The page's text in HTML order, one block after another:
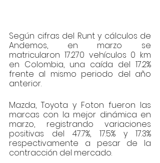
Según cifras del Runt y cálculos de
Andemos, en marzo se
matricularon 17.270 vehículos 0 km
en Colombia, una caída del 17.2%
frente al mismo periodo del año
anterior.
Mazda, Toyota y Foton fueron las
marcas con la mejor dinámica en
marzo, registrando variaciones
positivas del 47.7%, 17.5% y 17.3%
respectivamente a pesar de la
contracción del mercado.